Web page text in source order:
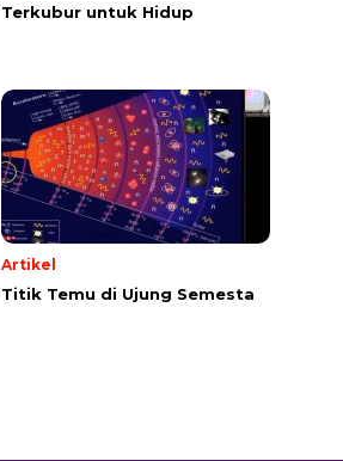
Terkubur untuk Hidup
Artikel
Titik Temu di Ujung Semesta